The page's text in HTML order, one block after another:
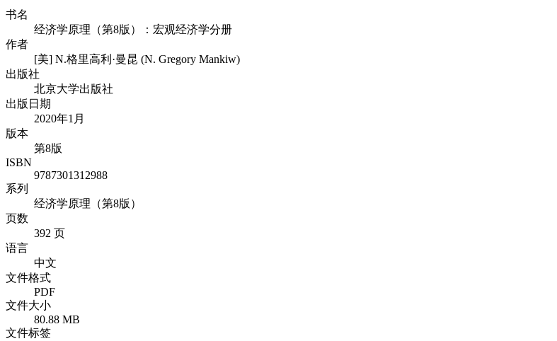
书名
经济学原理（第8版）：宏观经济学分册
作者
[美] N.格里高利·曼昆 (N. Gregory Mankiw)
出版社
北京大学出版社
出版日期
2020年1月
版本
第8版
ISBN
9787301312988
系列
经济学原理（第8版）
页数
392 页
语言
中文
文件格式
PDF
文件大小
80.88 MB
文件标签